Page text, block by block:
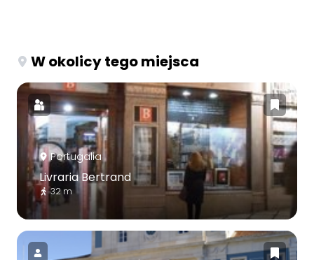
W okolicy tego miejsca
Portugalia
Livraria Bertrand
32 m